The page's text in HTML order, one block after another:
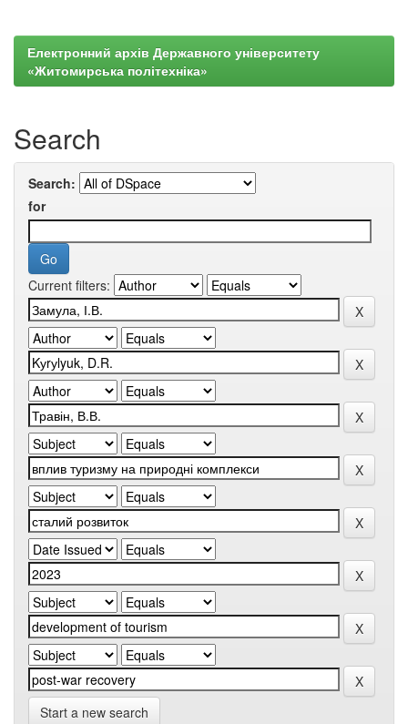
Електронний архів Державного університету
«Житомирська політехніка»
Search
Search:
for
Current filters:
Start a new search